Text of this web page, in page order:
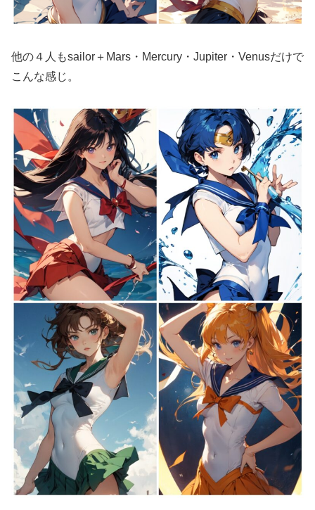
他の４人もsailor＋Mars・Mercury・Jupiter・Venusだけで
こんな感じ。